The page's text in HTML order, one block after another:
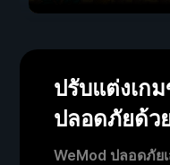
ปรับแต่งเก
ปลอดภัยด้ว
WeMod ปลอดภัย